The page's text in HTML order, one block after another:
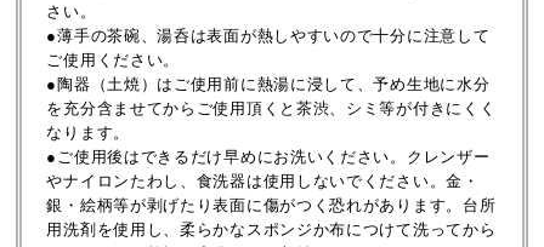
さい。
●薄手の茶碗、湯呑は表面が熱しやすいので十分に注意して
ご使用ください。
●陶器（土焼）はご使用前に熱湯に浸して、予め生地に水分
を充分含ませてからご使用頂くと茶渋、シミ等が付きにくく
なります。
●ご使用後はできるだけ早めにお洗いください。クレンザー
やナイロンたわし、食洗器は使用しないでください。金・
銀・絵柄等が剥げたり表面に傷がつく恐れがあります。台所
用洗剤を使用し、柔らかなスポンジか布につけて洗ってから